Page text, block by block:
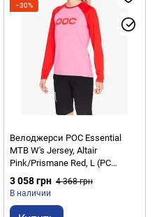
−30%
Велоджерси POC Essential
MTB W's Jersey, Altair
Pink/Prismane Red, L (PC
528368236LRG1)
3 058 грн 4 368 грн
В наличии